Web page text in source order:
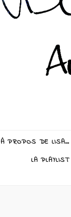
À PROPOS DE LISA…
LA